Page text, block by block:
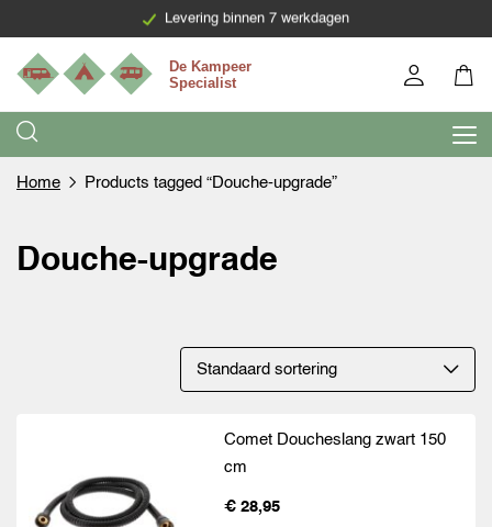
Levering binnen 7 werkdagen
Home Products tagged “Douche-upgrade”
Douche-upgrade
Comet Doucheslang zwart 150
cm
€ 28,95